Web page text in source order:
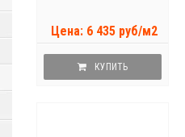
Цена: 6 435 руб/м2
КУПИТЬ